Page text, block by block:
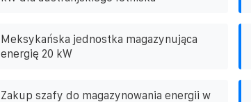
Meksykańska jednostka magazynująca
energię 20 kW
Zakup szafy do magazynowania energii w